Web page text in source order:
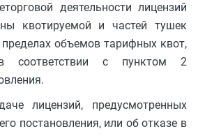
деятельности лицензий
квотируемой и частей тушек
объемов тарифных квот,
в соответствии с пунктом 2
лицензий, предусмотренных
постановления, или об отказе в